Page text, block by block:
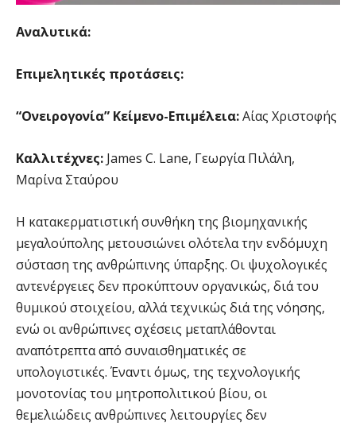
Αναλυτικά:
Επιμελητικές προτάσεις:
“Ονειρογονία” Κείμενο-Eπιμέλεια:Αίας Χριστοφής
Καλλιτέχνες: James C. Lane, Γεωργία Πιλάλη,
Μαρίνα Σταύρου
Η κατακερματιστική συνθήκη της βιομηχανικής
μεγαλούπολης μετουσιώνει ολότελα την ενδόμυχη
σύσταση της ανθρώπινης ύπαρξης. Οι ψυχολογικές
αντενέργειες δεν προκύπτουν οργανικώς, διά του
θυμικού στοιχείου, αλλά τεχνικώς διά της νόησης,
ενώ οι ανθρώπινες σχέσεις μεταπλάθονται
αναπότρεπτα από συναισθηματικές σε
υπολογιστικές. Έναντι όμως, της τεχνολογικής
μονοτονίας του μητροπολιτικού βίου, οι
θεμελιώδεις ανθρώπινες λειτουργίες δεν